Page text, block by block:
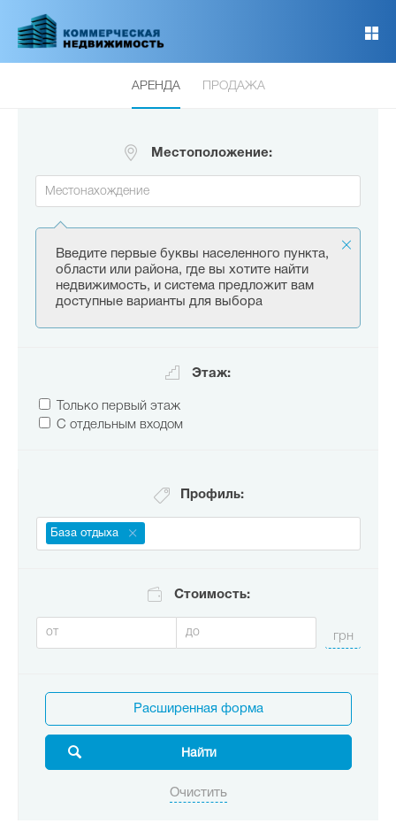
основному
АРЕНДА ПРОДАЖА
Местоположение:
Введите первые буквы населенного пункта,
области или района, где вы хотите найти
недвижимость, и система предложит вам
доступные варианты для выбора
Этаж:
Только первый этаж
С отдельным входом
Профиль:
База отдыха
Стоимость:
Расширенная форма